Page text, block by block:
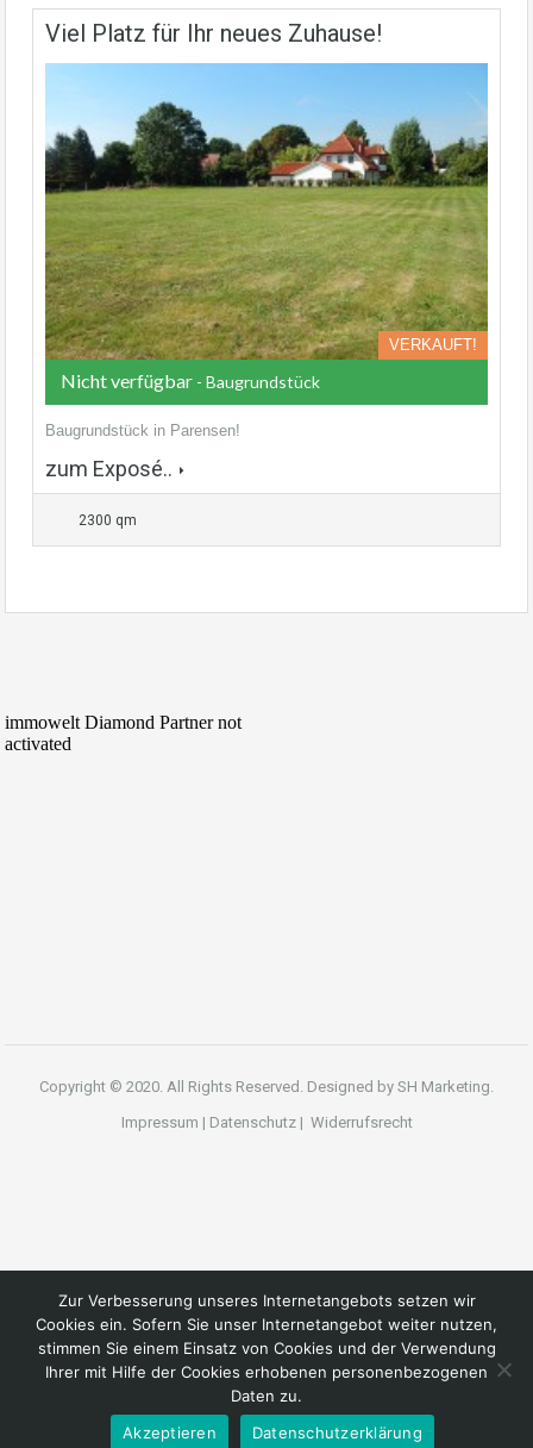
Viel Platz für Ihr neues Zuhause!
VERKAUFT!
Nicht verfügbar - Baugrundstück
Baugrundstück in Parensen!
zum Exposé..
2300 qm
Copyright © 2020. All Rights Reserved. Designed by SH Marketing.
Impressum | Datenschutz| Widerrufsrecht
Zur Verbesserung unseres Internetangebots setzen wir
Cookies ein. Sofern Sie unser Internetangebot weiter nutzen,
stimmen Sie einem Einsatz von Cookies und der Verwendung
Ihrer mit Hilfe der Cookies erhobenen personenbezogenen
Daten zu.
Akzeptieren
Datenschutzerklärung